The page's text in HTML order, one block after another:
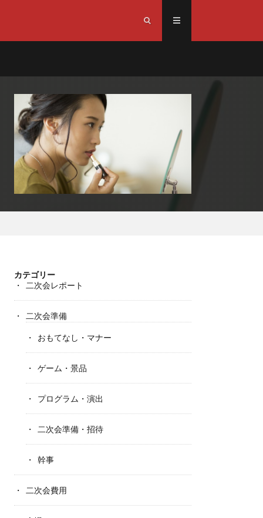
カテゴリー
二次会レポート
二次会準備
おもてなし・マナー
ゲーム・景品
プログラム・演出
二次会準備・招待
幹事
二次会費用